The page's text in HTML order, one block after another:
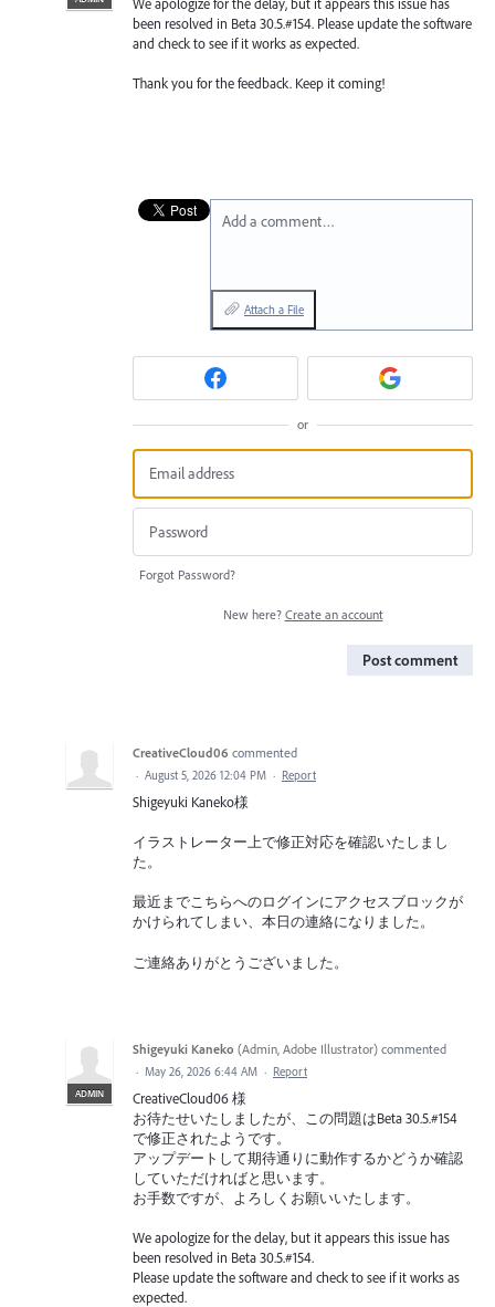
been resolved in Beta 30.5.#154. Please update the software
and check to see if it works as expected.
Thank you for the feedback. Keep it coming!
Add a comment…
Attach a File
or
Forgot Password?
New here? Create an account
Post comment
CreativeCloud06 commented
· August 5, 2026 12:04 PM · Report
Shigeyuki Kaneko様
イラストレーター上で修正対応を確認いたしまし
た。
最近までこちらへのログインにアクセスブロックが
かけられてしまい、本日の連絡になりました。
ご連絡ありがとうございました。
ADMIN
Shigeyuki Kaneko (Admin, Adobe Illustrator) commented
· May 26, 2026 6:44 AM · Report
CreativeCloud06 様
お待たせいたしましたが、この問題はBeta 30.5.#154
で修正されたようです。
アップデートして期待通りに動作するかどうか確認
していただければと思います。
お手数ですが、よろしくお願いいたします。
We apologize for the delay, but it appears this issue has
been resolved in Beta 30.5.#154.
Please update the software and check to see if it works as
expected.